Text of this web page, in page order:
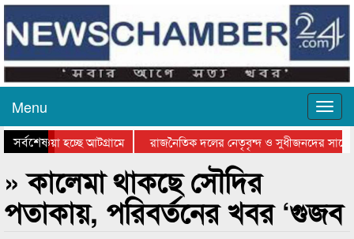
Menu
সর্বশেষ
যাওয়া হচ্ছে আটগ্রামে
রাজনৈতিক দলের নেতৃবৃন্দ ও সুধীজনদের সাথে
সিলেটে বাংলাদেশ গ্রুপ থিয়েটার
» কালেমা থাকছে সৌদির
পতাকায়, পরিবর্তনের খবর ‘গুজব